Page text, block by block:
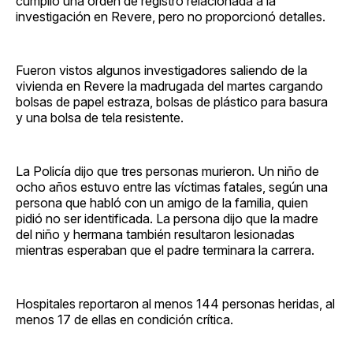
investigación en Revere, pero no proporcionó detalles.
Fueron vistos algunos investigadores saliendo de la
vivienda en Revere la madrugada del martes cargando
bolsas de papel estraza, bolsas de plástico para basura
y una bolsa de tela resistente.
La Policía dijo que tres personas murieron. Un niño de
ocho años estuvo entre las víctimas fatales, según una
persona que habló con un amigo de la familia, quien
pidió no ser identificada. La persona dijo que la madre
del niño y hermana también resultaron lesionadas
mientras esperaban que el padre terminara la carrera.
Hospitales reportaron al menos 144 personas heridas, al
menos 17 de ellas en condición crítica.